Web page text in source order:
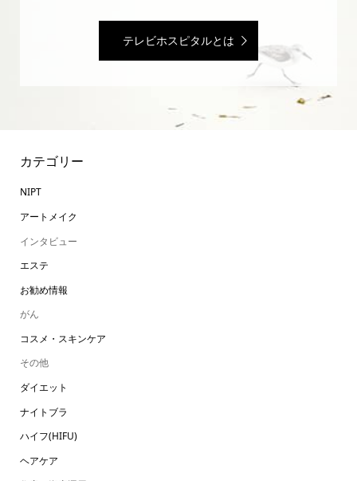
テレビホスピタルとは
カテゴリー
NIPT
アートメイク
インタビュー
エステ
お勧め情報
がん
コスメ・スキンケア
その他
ダイエット
ナイトブラ
ハイフ(HIFU)
ヘアケア